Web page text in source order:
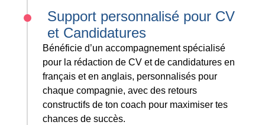
Support personnalisé pour CV
et Candidatures
Bénéficie d’un accompagnement spécialisé
pour la rédaction de CV et de candidatures en
français et en anglais, personnalisés pour
chaque compagnie, avec des retours
constructifs de ton coach pour maximiser tes
chances de succès.